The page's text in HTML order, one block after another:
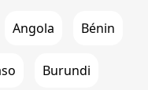
Angola Bénin
Burundi